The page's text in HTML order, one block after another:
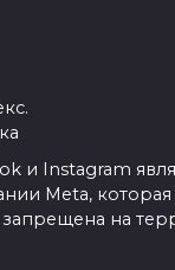
и Instagram
Meta,
запрещена на